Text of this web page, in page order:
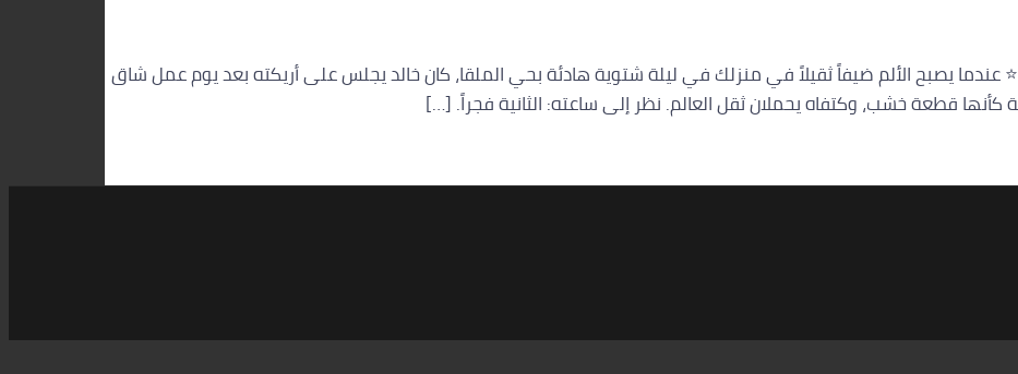
مساج حي الملقا 24 ساعة | ستار سبا الرياض 0560283267 ⭐ عندما يصبح الألم ضيفاً ثقيلاً في منزلك في ليلة شتوية هادئة بحي الملقا، كان خالد يجلس على أريكته بعد يوم عمل شاق